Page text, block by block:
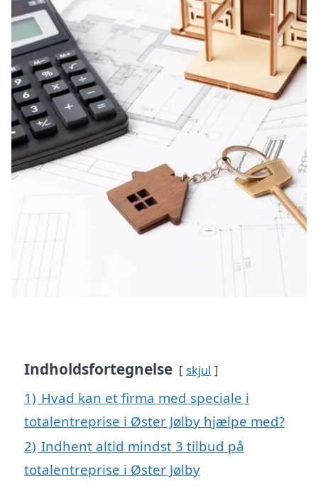
Indholdsfortegnelse skjul
1) Hvad kan et firma med speciale i
totalentreprise i Øster Jølby hjælpe med?
2) Indhent altid mindst 3 tilbud på
totalentreprise i Øster Jølby